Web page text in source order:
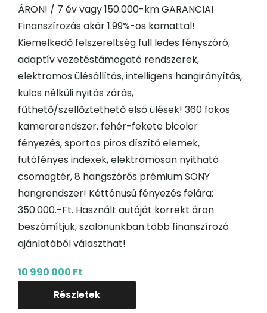
ÁRON! / 7 év vagy 150.000-km GARANCIA!
Finanszírozás akár 1.99%-os kamattal!
Kiemelkedő felszereltség full ledes fényszóró,
adaptív vezetéstámogató rendszerek,
elektromos ülésállítás, intelligens hangirányítás,
kulcs nélküli nyitás zárás,
fűthető/szellőztethető első ülések! 360 fokos
kamerarendszer, fehér-fekete bicolor
fényezés, sportos piros díszítő elemek,
futófényes indexek, elektromosan nyitható
csomagtér, 8 hangszórós prémium SONY
hangrendszer! Kéttónusú fényezés felára:
350.000.-Ft. Használt autóját korrekt áron
beszámítjuk, szalonunkban több finanszírozó
ajánlatából választhat!
Részletek
10 990 000 Ft